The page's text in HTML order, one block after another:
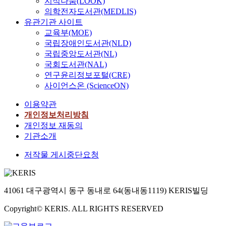
의학전자도서관(MEDLIS)
유관기관 사이트
교육부(MOE)
국립장애인도서관(NLD)
국립중앙도서관(NL)
국회도서관(NAL)
연구윤리정보포털(CRE)
사이언스온 (ScienceON)
이용약관
개인정보처리방침
개인정보 재동의
기관소개
저작물 게시중단요청
41061 대구광역시 동구 동내로 64(동내동1119) KERIS빌딩
Copyright© KERIS. ALL RIGHTS RESERVED